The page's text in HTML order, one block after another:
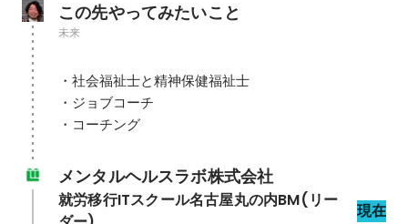
この先やってみたいこと
未来
・社会福祉士と精神保健福祉士
・ジョブコーチ
・コーチング
メンタルヘルスラボ株式会社
就労移行ITスクール名古屋丸の内BM(リー
現在